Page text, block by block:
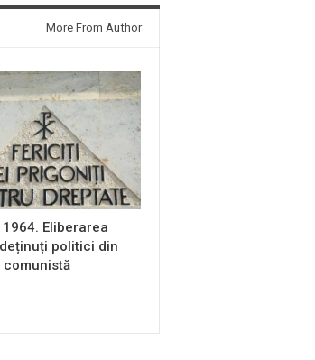
More From Author
Eliberarea
politici din
comunistă